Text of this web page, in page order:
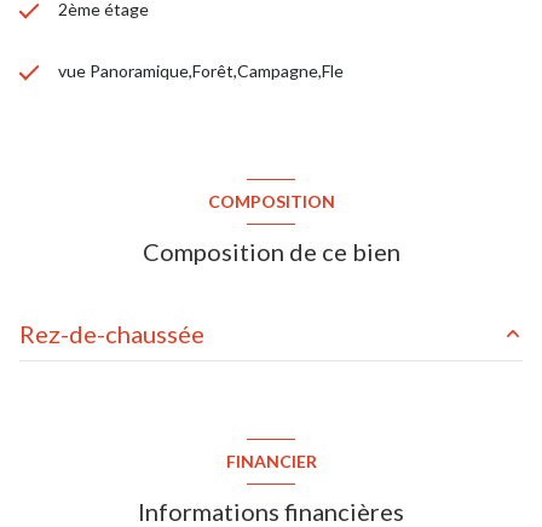
2ème étage
vue Panoramique,Forêt,Campagne,Fle
COMPOSITION
Composition de ce bien
Rez-de-chaussée
FINANCIER
Informations financières